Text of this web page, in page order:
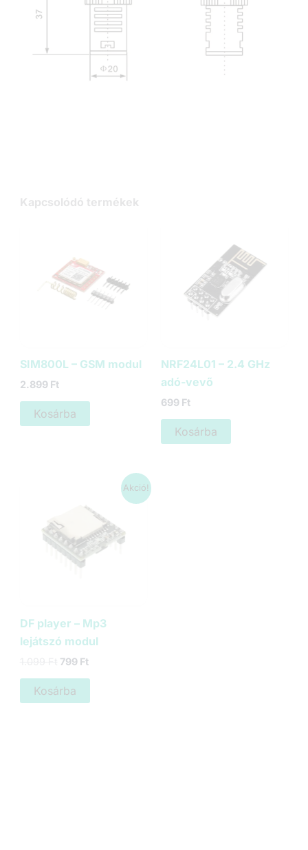
Kapcsolódó termékek
SIM800L – GSM modul
2.899 Ft
Kosárba
NRF24L01 – 2.4 GHz
adó-vevő
699 Ft
Kosárba
Akció!
DF player – Mp3
lejátszó modul
Original
was:
1.099 Ft.
799 FtCurrent
Kosárba